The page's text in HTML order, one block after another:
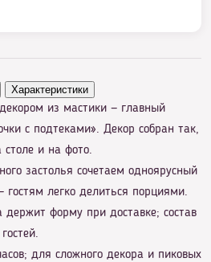
Характеристики
из мастики — главный
с подтеками». Декор собран так,
столе и на фото.
застолья сочетаем одноярусный
гостям легко делиться порциями.
форму при доставке; состав
для сложного декора и пиковых